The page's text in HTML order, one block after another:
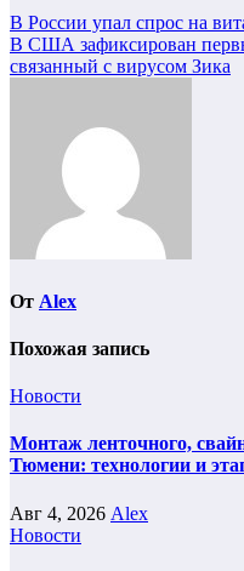
Навигация
по
В России упал спрос на
В США зафиксирован
связанный с вирусом Зика
От Alex
Похожая запись
Новости
Монтаж ленточного,
Тюмени: технологии и
Авг 4, 2026 Alex
Новости